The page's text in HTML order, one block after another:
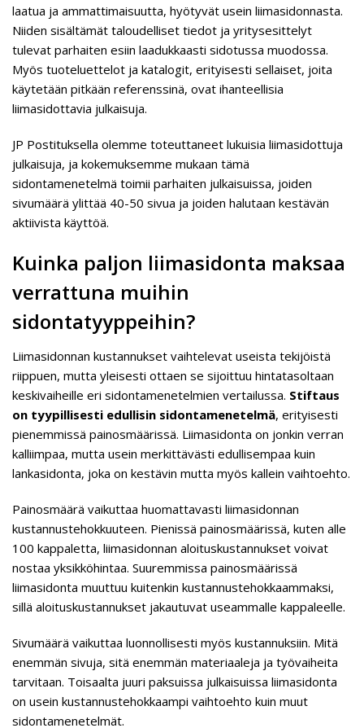
laatua ja ammattimaisuutta, hyötyvät usein liimasidonnasta.
Niiden sisältämät taloudelliset tiedot ja yritysesittelyt
tulevat parhaiten esiin laadukkaasti sidotussa muodossa.
Myös tuoteluettelot ja katalogit, erityisesti sellaiset, joita
käytetään pitkään referenssinä, ovat ihanteellisia
liimasidottavia julkaisuja.
JP Postituksella olemme toteuttaneet lukuisia liimasidottuja
julkaisuja, ja kokemuksemme mukaan tämä
sidontamenetelmä toimii parhaiten julkaisuissa, joiden
sivumäärä ylittää 40-50 sivua ja joiden halutaan kestävän
aktiivista käyttöä.
Kuinka paljon liimasidonta maksaa
verrattuna muihin
sidontatyyppeihin?
Liimasidonnan kustannukset vaihtelevat useista tekijöistä
riippuen, mutta yleisesti ottaen se sijoittuu hintatasoltaan
keskivaiheille eri sidontamenetelmien vertailussa. Stiftaus
on tyypillisesti edullisin sidontamenetelmä, erityisesti
pienemmissä painosmäärissä. Liimasidonta on jonkin verran
kalliimpaa, mutta usein merkittävästi edullisempaa kuin
lankasidonta, joka on kestävin mutta myös kallein vaihtoehto.
Painosmäärä vaikuttaa huomattavasti liimasidonnan
kustannustehokkuuteen. Pienissä painosmäärissä, kuten alle
100 kappaletta, liimasidonnan aloituskustannukset voivat
nostaa yksikköhintaa. Suuremmissa painosmäärissä
liimasidonta muuttuu kuitenkin kustannustehokkaammaksi,
sillä aloituskustannukset jakautuvat useammalle kappaleelle.
Sivumäärä vaikuttaa luonnollisesti myös kustannuksiin. Mitä
enemmän sivuja, sitä enemmän materiaaleja ja työvaiheita
tarvitaan. Toisaalta juuri paksuissa julkaisuissa liimasidonta
on usein kustannustehokkaampi vaihtoehto kuin muut
sidontamenetelmät.